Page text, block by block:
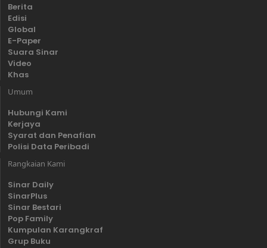
Berita
Edisi
Global
E-Paper
Suara Sinar
Video
Khas
Umum
Hubungi Kami
Kerjaya
Syarat dan Penafian
Polisi Data Peribadi
Rangkaian Kami
Sinar Daily
SinarPlus
Sinar Bestari
Pop Family
Kumpulan Karangkraf
Grup Buku